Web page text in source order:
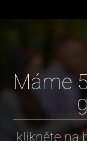
Máme
klikněte na